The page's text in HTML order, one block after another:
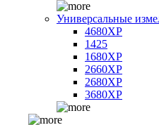
Универсальные
4680XP
1425
1680XP
2660XP
2680XP
3680XP